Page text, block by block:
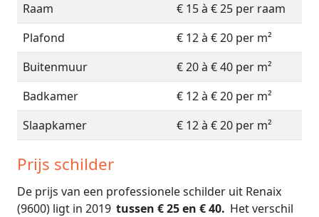
Raam
€ 15 à € 25 per raam
Plafond
€ 12 à € 20 per m²
Buitenmuur
€ 20 à € 40 per m²
Badkamer
€ 12 à € 20 per m²
Slaapkamer
€ 12 à € 20 per m²
Prijs schilder
De prijs van een professionele schilder uit Renaix
(9600) ligt in 2019 tussen € 25 en € 40. Het verschil